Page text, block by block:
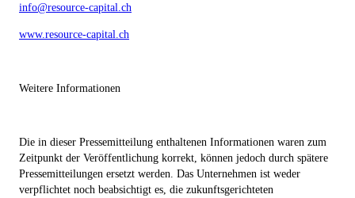
info@resource-capital.ch
www.resource-capital.ch
Weitere Informationen
Die in dieser Pressemitteilung enthaltenen Informationen waren zum
Zeitpunkt der Veröffentlichung korrekt, können jedoch durch spätere
Pressemitteilungen ersetzt werden. Das Unternehmen ist weder
verpflichtet noch beabsichtigt es, die zukunftsgerichteten